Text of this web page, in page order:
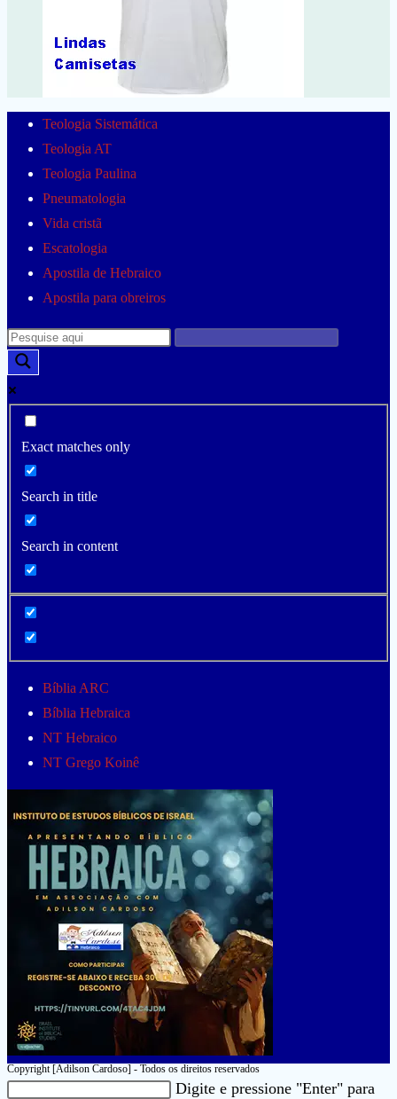
Teologia Sistemática
Teologia AT
Teologia Paulina
Pneumatologia
Vida cristã
Escatologia
Apostila de Hebraico
Apostila para obreiros
Exact matches only
Search in title
Search in content
Bíblia ARC
Bíblia Hebraica
NT Hebraico
NT Grego Koinê
Copyright [Adilson Cardoso] - Todos os direitos reservados
Pesquisar Digite e pressione "Enter" para